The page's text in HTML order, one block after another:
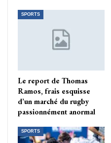
SPORTS
Le report de Thomas
Ramos, frais esquisse
d’un marché du rugby
passionnément anormal
SPORTS